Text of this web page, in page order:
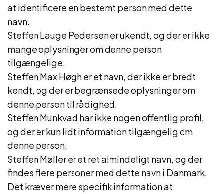
at identificere en bestemt person med dette
navn.
Steffen Lauge Pedersen er ukendt, og der er ikke
mange oplysninger om denne person
tilgængelige.
Steffen Max Høgh er et navn, der ikke er bredt
kendt, og der er begrænsede oplysninger om
denne person til rådighed.
Steffen Munkvad har ikke nogen offentlig profil,
og der er kun lidt information tilgængelig om
denne person.
Steffen Møller er et ret almindeligt navn, og der
findes flere personer med dette navn i Danmark.
Det kræver mere specifik information at